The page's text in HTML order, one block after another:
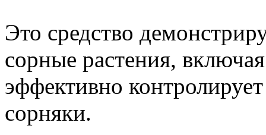
Это средство
сорные растения,
эффективно
сорняки.